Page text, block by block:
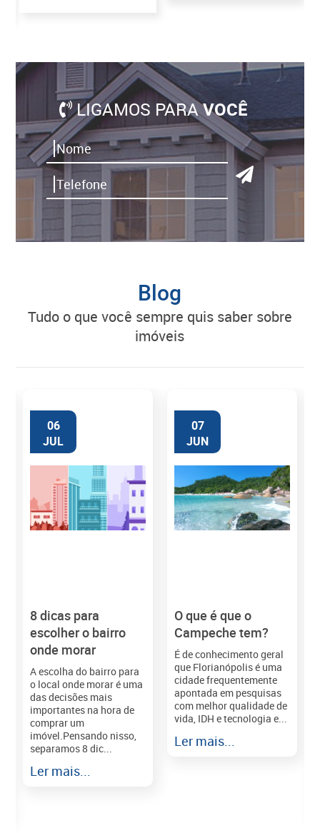
LIGAMOS PARAVOCÊ
Blog
tudo o que você sempre quis saber sobre
imóveis
06
JUL
8 dicas para
escolher o bairro
onde morar
A escolha do bairro para
o local onde morar é uma
das decisões mais
importantes na hora de
comprar um
imóvel.Pensando nisso,
separamos 8 dic...
Ler mais...
07
JUN
O que é que o
Campeche tem?
É de conhecimento geral
que Florianópolis é uma
cidade frequentemente
apontada em pesquisas
com melhor qualidade de
vida, IDH e tecnologia e...
Ler mais...